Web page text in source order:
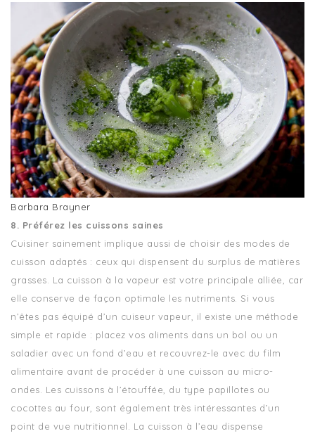
Barbara Brayner
8. Préférez les cuissons saines
Cuisiner sainement implique aussi de choisir des modes de
cuisson adaptés : ceux qui dispensent du surplus de matières
grasses. La cuisson à la vapeur est votre principale alliée, car
elle conserve de façon optimale les nutriments. Si vous
n’êtes pas équipé d’un cuiseur vapeur, il existe une méthode
simple et rapide : placez vos aliments dans un bol ou un
saladier avec un fond d’eau et recouvrez-le avec du film
alimentaire avant de procéder à une cuisson au micro-
ondes. Les cuissons à l’étouffée, du type papillotes ou
cocottes au four, sont également très intéressantes d’un
point de vue nutritionnel. La cuisson à l’eau dispense